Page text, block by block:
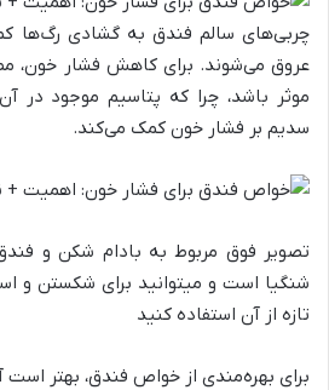
چربی‌های سالم فندق به گشادی رگ‌ها
عروق می‌شوند. برای کاهش فشار خون،
موثر باشد، چرا که پتاسیم موجود
سدیم بر فشار خون کمک می‌کند.
تصویر فوق مربوط به بادام شکن و
شنگیا است و میتوانید برای شکستن و
تازه از آن استفاده کنید
برای بهره‌مندی از خواص فندق، بهتر